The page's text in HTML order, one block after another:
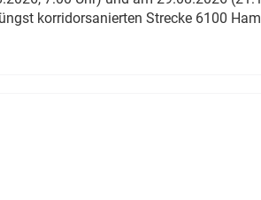
korridorsanierten Strecke 6100